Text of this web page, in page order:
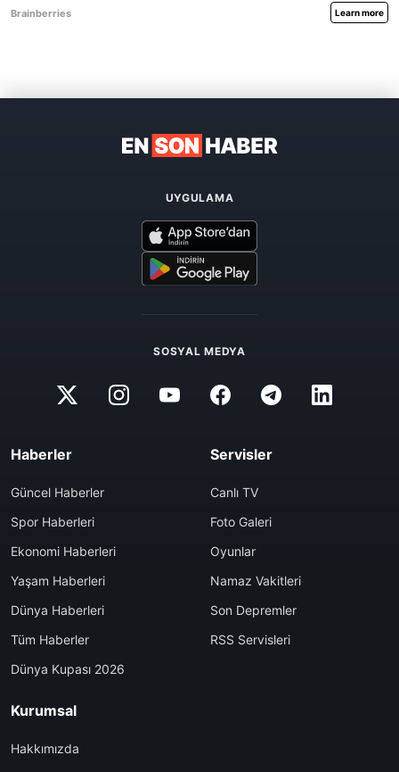
UYGULAMA
SOSYAL MEDYA
Haberler
Güncel Haberler
Spor Haberleri
Ekonomi Haberleri
Yaşam Haberleri
Dünya Haberleri
Tüm Haberler
Dünya Kupası 2026
Servisler
Canlı TV
Foto Galeri
Oyunlar
Namaz Vakitleri
Son Depremler
RSS Servisleri
Kurumsal
Hakkımızda